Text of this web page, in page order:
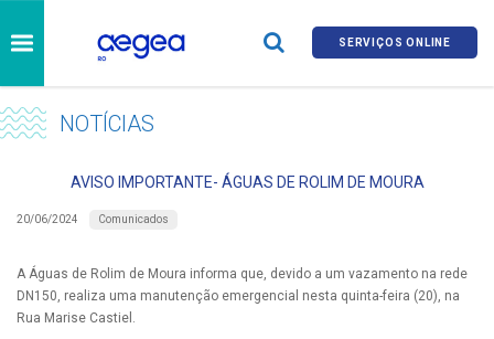
SERVIÇOS ONLINE
NOTÍCIAS
AVISO IMPORTANTE- ÁGUAS DE ROLIM DE MOURA
20/06/2024 Comunicados
A Águas de Rolim de Moura informa que, devido a um vazamento na rede
DN150, realiza uma manutenção emergencial nesta quinta-feira (20), na
Rua Marise Castiel.